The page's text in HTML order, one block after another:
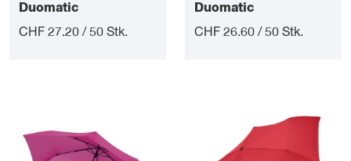
Duomatic
CHF 27.20 / 50 Stk.
Duomatic
CHF 26.60 / 50 Stk.